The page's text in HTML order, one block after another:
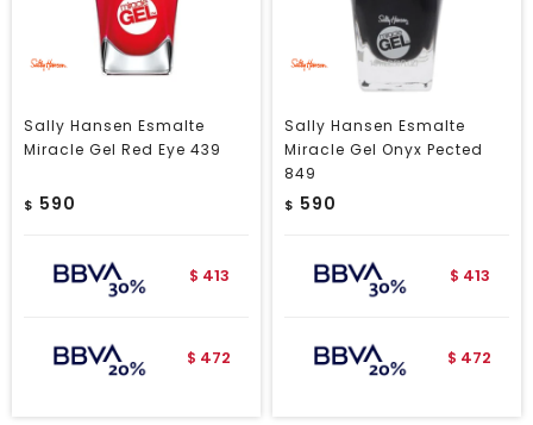
Sally Hansen Esmalte
Miracle Gel Red Eye 439
$ 590
$ 413
$ 472
Sally Hansen Esmalte
Miracle Gel Onyx Pected
849
$ 590
$ 413
$ 472